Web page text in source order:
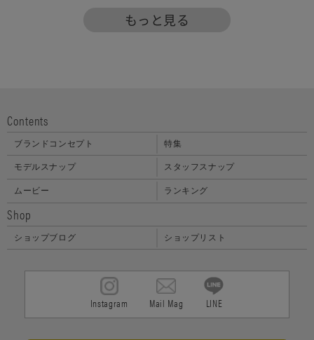
もっと見る
Contents
ブランドコンセプト 特集
モデルスナップ スタッフスナップ
ムービー ランキング
Shop
ショップブログ ショップリスト
Instagram Mail Mag LINE